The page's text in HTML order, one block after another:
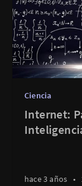
Ciencia
Internet:
hace 3 años •